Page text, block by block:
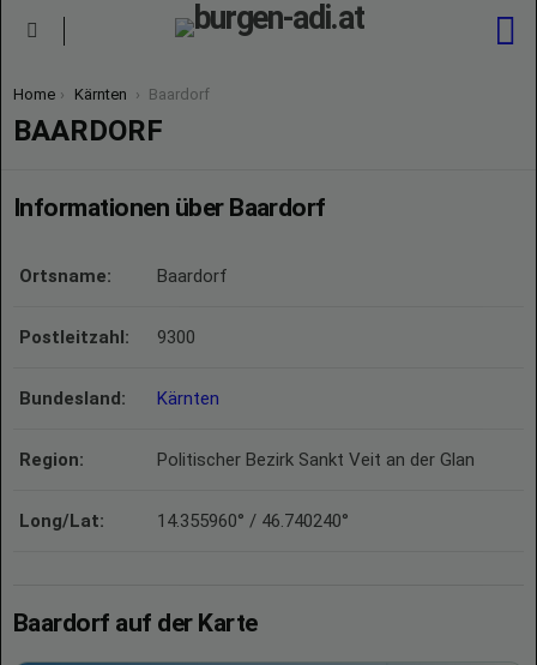
You are here:
Home Kärnten Baardorf
BAARDORF
Informationen über Baardorf
Ortsname: Baardorf
Postleitzahl: 9300
Bundesland: Kärnten
Region: Politischer Bezirk Sankt Veit an der Glan
Long/Lat: 14.355960° / 46.740240°
Baardorf auf der Karte